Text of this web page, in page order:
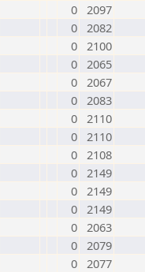
0 2097
0 2082
0 2100
0 2065
0 2067
0 2083
0 2110
0 2110
0 2108
0 2149
0 2149
0 2149
0 2063
0 2079
0 2077